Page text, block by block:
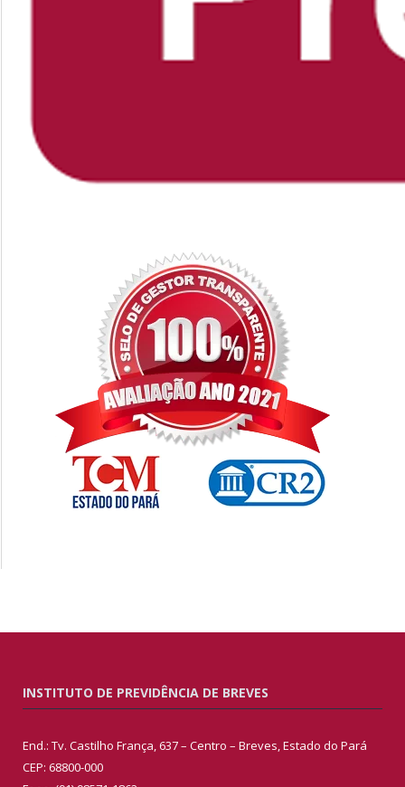
INSTITUTO DE PREVIDÊNCIA DE BREVES
End.: Tv. Castilho França, 637 – Centro – Breves, Estado do Pará
CEP: 68800-000